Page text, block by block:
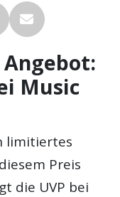
Music
limitiertes
Preis
die UVP bei